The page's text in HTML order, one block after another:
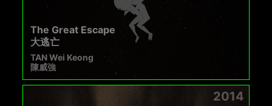
The Great Escape
大逃亡
TAN Wei Keong
陳威強
2014